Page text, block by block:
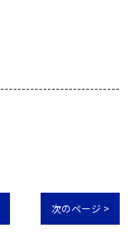
次のページ >